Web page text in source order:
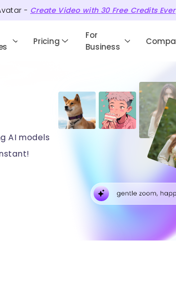
- Create Video with 30Free Credits
Pricing
For
Business
AI models